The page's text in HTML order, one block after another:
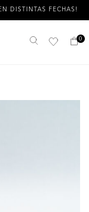
FECHAS!
Buscar 0